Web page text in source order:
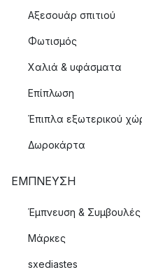
Αξεσουάρ σπιτιού
Φωτισμός
Χαλιά & υφάσματα
Επίπλωση
Έπιπλα εξωτερικού
Δωροκάρτα
ΈΜΠΝΕΥΣΗ
Έμπνευση & Συμβουλές
Μάρκες
sxediastes